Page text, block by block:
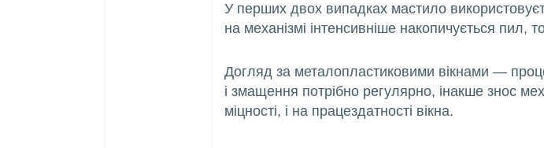
У перших двох випадках мастило
на механізмі інтенсивніше накопичується пил,
Догляд за металопластиковими вікнами —
і змащення потрібно регулярно, інакше знос
міцності, і на працездатності вікна.